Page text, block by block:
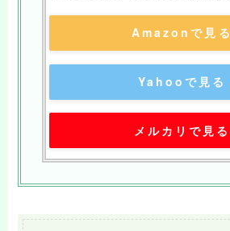
Amazonで見る
Yahooで見る
メルカリで見る